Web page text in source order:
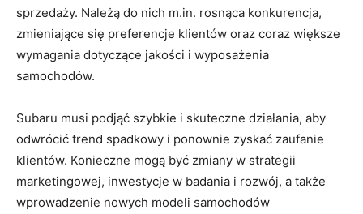
sprzedaży. Należą do nich m.in. rosnąca konkurencja,
zmieniające się preferencje klientów oraz coraz większe
wymagania dotyczące jakości ‌i wyposażenia
samochodów.
Subaru musi podjąć ​szybkie i skuteczne ⁣działania, ‍aby
odwrócić trend spadkowy i ponownie ​zyskać zaufanie
klientów. Konieczne mogą być zmiany w strategii
marketingowej, inwestycje w badania⁤ i rozwój, a także
wprowadzenie nowych modeli samochodów​